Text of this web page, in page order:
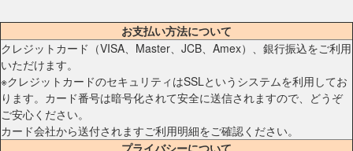
お支払い方法について
クレジットカード（VISA、Master、JCB、Amex）、銀行振込をご利用
いただけます。
※クレジットカードのセキュリティはSSLというシステムを利用してお
ります。カード番号は暗号化されて安全に送信されますので、どうぞ
ご安心ください。
カード会社から送付されますご利用明細をご確認ください。